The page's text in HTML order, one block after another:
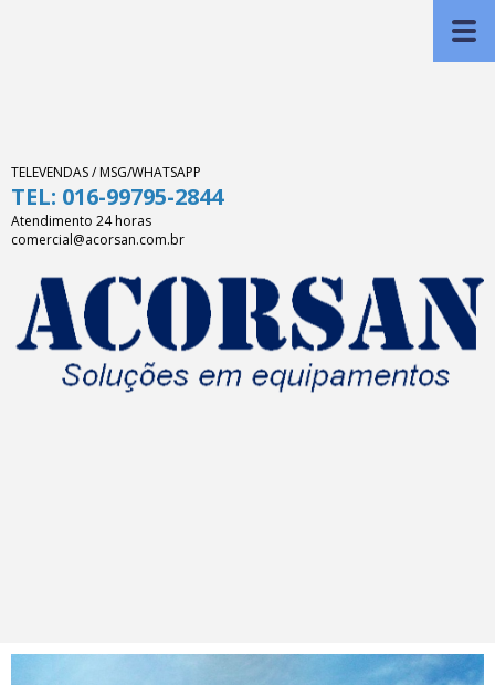
TELEVENDAS / MSG/WHATSAPP
TEL: 016-99795-2844
Atendimento 24 horas
comercial@acorsan.com.br